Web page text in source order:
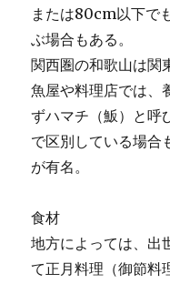
または80cm以下で
ぶ場合もある。
関西圏の和歌山は関
魚屋や料理店では、
ずハマチ（魬）と呼
で区別している場合
が有名。
食材
地方によっては、出
て正月料理（御節料